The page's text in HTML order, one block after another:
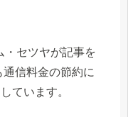
・セツヤが記事を
信料金の節約に
ています。